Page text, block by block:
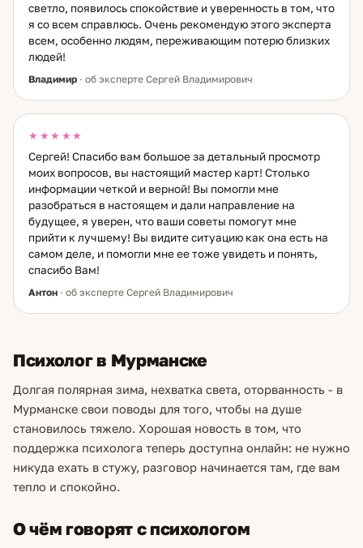
светло, появилось спокойствие и уверенность в том, что
я со всем справлюсь. Очень рекомендую этого эксперта
всем, особенно людям, переживающим потерю близких
людей!
Владимир · об эксперте Сергей Владимирович
★★★★★
Сергей! Спасибо вам большое за детальный просмотр
моих вопросов, вы настоящий мастер карт! Столько
информации четкой и верной! Вы помогли мне
разобраться в настоящем и дали направление на
будущее, я уверен, что ваши советы помогут мне
прийти к лучшему! Вы видите ситуацию как она есть на
самом деле, и помогли мне ее тоже увидеть и понять,
спасибо Вам!
Антон · об эксперте Сергей Владимирович
Психолог в Мурманске
Долгая полярная зима, нехватка света, оторванность - в
Мурманске свои поводы для того, чтобы на душе
становилось тяжело. Хорошая новость в том, что
поддержка психолога теперь доступна онлайн: не нужно
никуда ехать в стужу, разговор начинается там, где вам
тепло и спокойно.
О чём говорят с психологом